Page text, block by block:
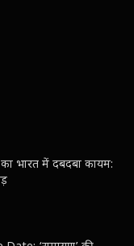
का भारत में दबदबा कायम: